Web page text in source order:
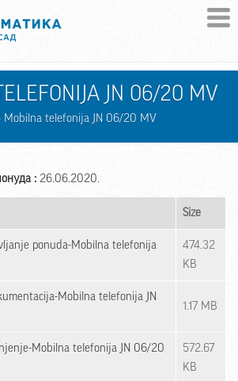
JN 06/20 MV
Mobilna telefonija JN 06/20 MV
: 26.06.2020.
Size
ponuda-Mobilna telefonija
474.32
KB
Mobilna telefonija JN
1.17 MB
Mobilna telefonija JN 06/20
572.67
KB